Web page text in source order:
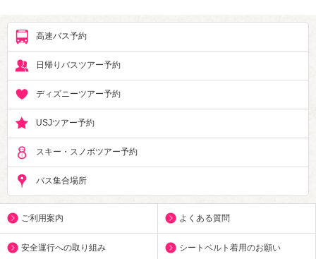
高速バス予約
日帰りバスツアー予約
ディズニーツアー予約
USJツアー予約
スキー・スノボツアー予約
バス集合場所
ご利用案内 よくある質問
安全運行への取り組み シートベルト着用のお願い